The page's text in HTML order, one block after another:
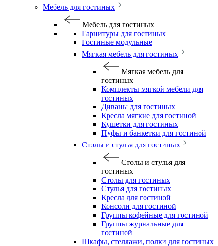
Мебель для гостиных
Мебель для гостиных
Гарнитуры для гостиных
Гостиные модульные
Мягкая мебель для гостиных
Мягкая мебель для
гостиных
Комплекты мягкой мебели для
гостиных
Диваны для гостиных
Кресла мягкие для гостиной
Кушетки для гостиных
Пуфы и банкетки для гостиной
Столы и стулья для гостиных
Столы и стулья для
гостиных
Столы для гостиных
Стулья для гостиных
Кресла для гостиной
Консоли для гостиной
Группы кофейные для гостиной
Группы журнальные для
гостиной
Шкафы, стеллажи, полки для гостиных